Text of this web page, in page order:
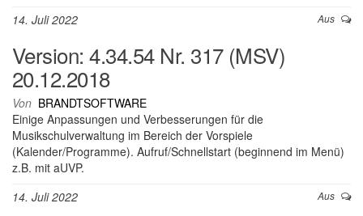
14. Juli 2022 Aus
Version: 4.34.54 Nr. 317 (MSV)
20.12.2018
Von BRANDTSOFTWARE
Einige Anpassungen und Verbesserungen für die
Musikschulverwaltung im Bereich der Vorspiele
(Kalender/Programme). Aufruf/Schnellstart (beginnend im Menü)
z.B. mit aUVP.
14. Juli 2022
Aus